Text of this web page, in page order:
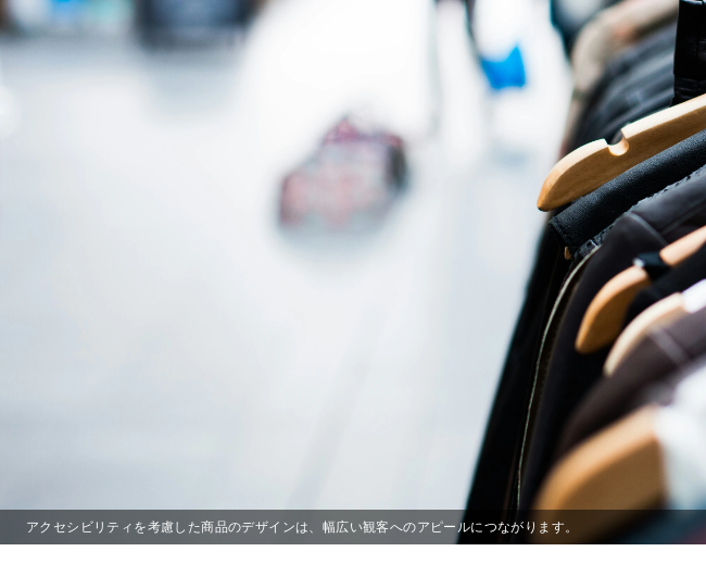
アクセシビリティを考慮した商品のデザインは、幅広い観客へのアピールにつながります。